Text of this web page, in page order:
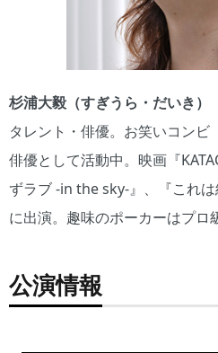
杉浦大毅（すぎうら・だいき）
タレント・俳優。お笑いコンビ
俳優として活動中。映画『
ずラブ -in the sky-』、『これ
に出演。趣味のポーカーはプロ
公演情報